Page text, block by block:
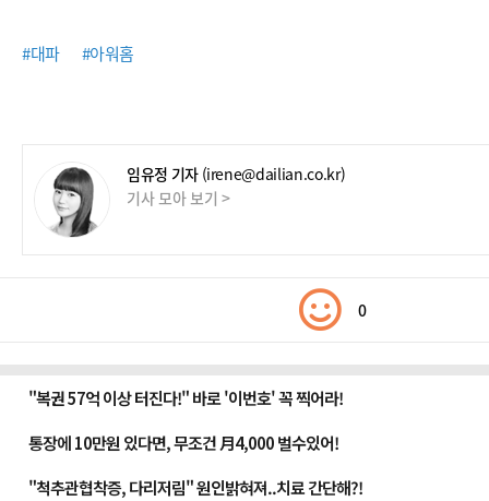
#대파 #아워홈
임유정 기자 (irene@dailian.co.kr)
기사 모아 보기 >
0